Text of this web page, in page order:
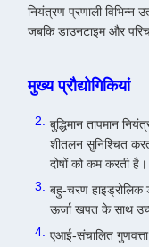
नियंत्रण प्रणाली विभिन्न
जबकि डाउनटाइम और
मुख्य प्रौद्योगिकियां
बुद्धिमान तापमान
शीतलन सुनिश्चित
दोषों को कम करती है।
बहु-चरण
ऊर्जा खपत के साथ
एआई-संचालित